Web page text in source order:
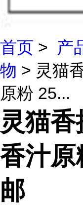
首页 > 产
物 > 灵猫
原粉 25...
灵猫
香汁原
邮